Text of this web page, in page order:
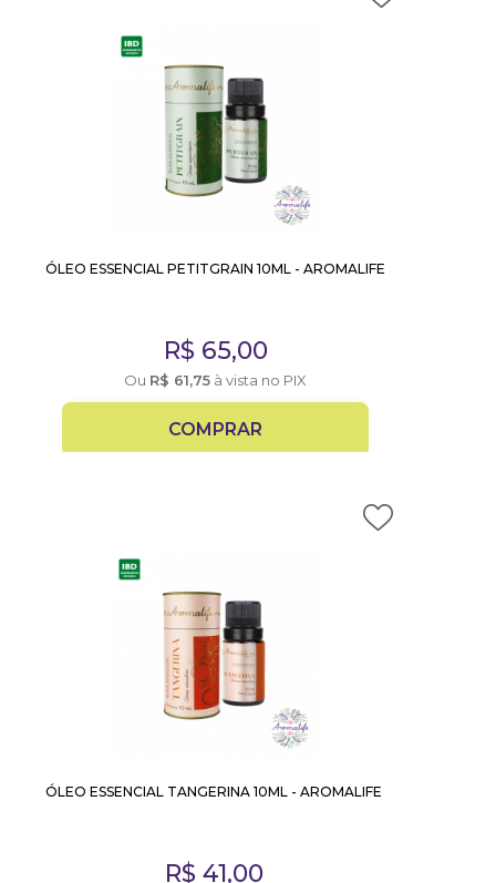
ÓLEO ESSENCIAL PETITGRAIN 10ML - AROMALIFE
R$ 65,00
Ou R$ 61,75 à vista no PIX
COMPRAR
ÓLEO ESSENCIAL TANGERINA 10ML - AROMALIFE
R$ 41,00